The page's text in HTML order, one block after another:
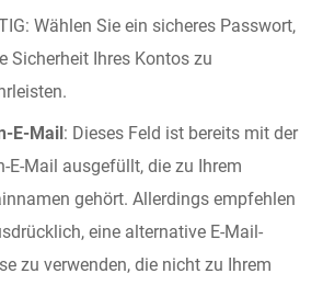
Wählen Sie ein sicheres Passwort,
Sicherheit Ihres Kontos zu
E-Mail: Dieses Feld ist bereits mit der
E-Mail ausgefüllt, die zu Ihrem
gehört. Allerdings empfehlen
eine alternative E-Mail-
zu verwenden, die nicht zu Ihrem